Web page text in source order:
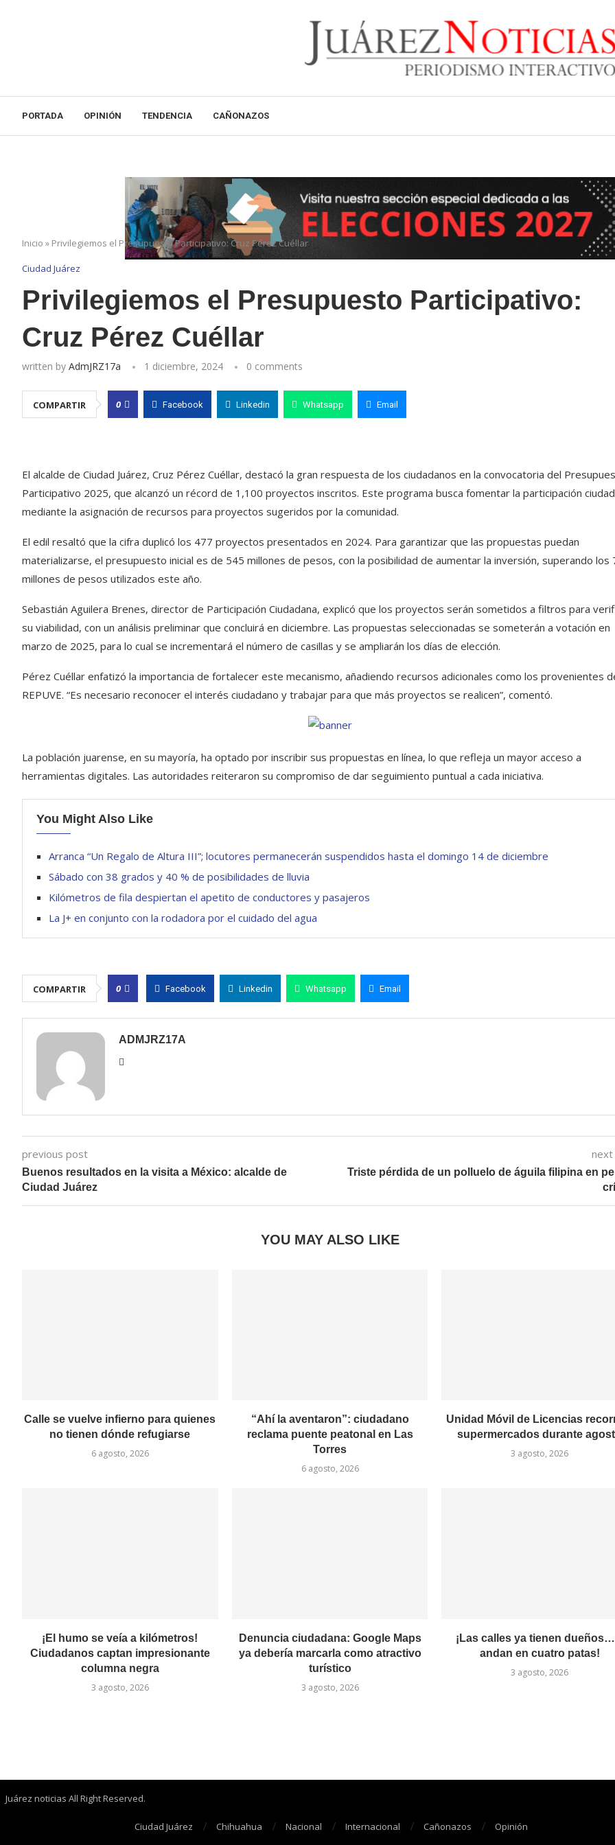
PORTADA OPINIÓN TENDENCIA CAÑONAZOS
Inicio » Privilegiemos el Presupuesto Participativo: Cruz Pérez Cuéllar
Ciudad Juárez
Privilegiemos el Presupuesto Participativo:
Cruz Pérez Cuéllar
written by AdmJRZ17a 1 diciembre, 2024 0 comments
COMPARTIR 0 Facebook Linkedin Whatsapp Email
El alcalde de Ciudad Juárez, Cruz Pérez Cuéllar, destacó la gran respuesta de los ciudadanos en la convocatoria del
Participativo 2025, que alcanzó un récord de 1,100 proyectos inscritos. Este programa busca fomentar la participación
mediante la asignación de recursos para proyectos sugeridos por la comunidad.
El edil resaltó que la cifra duplicó los 477 proyectos presentados en 2024. Para garantizar que las propuestas puedan
materializarse, el presupuesto inicial es de 545 millones de pesos, con la posibilidad de aumentar la inversión, superando los
millones de pesos utilizados este año.
Sebastián Aguilera Brenes, director de Participación Ciudadana, explicó que los proyectos serán sometidos a filtros para
su viabilidad, con un análisis preliminar que concluirá en diciembre. Las propuestas seleccionadas se someterán a votación en
marzo de 2025, para lo cual se incrementará el número de casillas y se ampliarán los días de elección.
Pérez Cuéllar enfatizó la importancia de fortalecer este mecanismo, añadiendo recursos adicionales como los provenientes
REPUVE. “Es necesario reconocer el interés ciudadano y trabajar para que más proyectos se realicen”, comentó.
La población juarense, en su mayoría, ha optado por inscribir sus propuestas en línea, lo que refleja un mayor acceso a
herramientas digitales. Las autoridades reiteraron su compromiso de dar seguimiento puntual a cada iniciativa.
You Might Also Like
Arranca “Un Regalo de Altura III”; locutores permanecerán suspendidos hasta el domingo 14 de diciembre
Sábado con 38 grados y 40 % de posibilidades de lluvia
Kilómetros de fila despiertan el apetito de conductores y pasajeros
La J+ en conjunto con la rodadora por el cuidado del agua
COMPARTIR 0 Facebook Linkedin Whatsapp Email
ADMJRZ17A
previous post
Buenos resultados en la visita a México: alcalde de
Ciudad Juárez
Triste pérdida de un polluelo de águila filipina en
YOU MAY ALSO LIKE
Calle se vuelve infierno para quienes
no tienen dónde refugiarse
6 agosto, 2026
“Ahí la aventaron”: ciudadano
reclama puente peatonal en Las
Torres
6 agosto, 2026
Unidad Móvil de Licencias
supermercados durante
3 agosto, 2026
¡El humo se veía a kilómetros!
Ciudadanos captan impresionante
columna negra
3 agosto, 2026
Denuncia ciudadana: Google Maps
ya debería marcarla como atractivo
turístico
3 agosto, 2026
¡Las calles ya tienen
andan en cuatro patas!
3 agosto, 2026
Juárez noticias All Right Reserved.
Ciudad Juárez Chihuahua Nacional Internacional Cañonazos Opinión